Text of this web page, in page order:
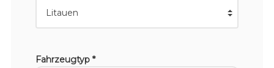
Fahrzeugtyp *